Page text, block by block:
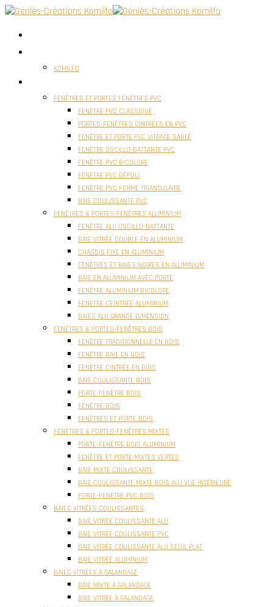
KOMILFO
FENÊTRES ET PORTES FENÊTRES PVC
FENÊTRE PVC CLASSIQUE
PORTES-FENÊTRES CINTRÉES EN PVC
FENÊTRE ET PORTE PVC VITRAGE SABLÉ
FENÊTRE OSCILLO-BATTANTE PVC
FENÊTRE PVC BICOLORE
FENÊTRE PVC DÉPOLI
FENÊTRE PVC FORME TRIANGULAIRE
BAIE COULISSANTE PVC
FENÊTRES & PORTES-FENÊTRES ALUMINIUM
FENÊTRE ALU OSCILLO-BATTANTE
BAIE VITRÉE DOUBLE EN ALUMINIUM
CHASSIS FIXE EN ALUMINIUM
FENÊTRES ET BAIES NOIRES EN ALUMINIUM
BAIE EN ALUMINIUM AVEC PORTE
FENÊTRE ALUMINIUM BICOLORE
FENETRE CEINTREE ALUMINIUM
BAIES ALU GRANDE DIMENSION
FENÊTRES & PORTES-FENÊTRES BOIS
FENÊTRE TRADITIONNELLE EN BOIS
FENÊTRE BAIE EN BOIS
FENÊTRE CINTRÉE EN BOIS
BAIE COULISSANTE BOIS
PORTE-FENÊTRE BOIS
FENÊTRE BOIS
FENÊTRES ET PORTE BOIS
FENÊTRES & PORTES-FENÊTRES MIXTES
PORTE-FENÊTRE BOIS ALUMINIUM
FENÊTRE ET PORTE MIXTES VERTES
BAIE MIXTE COULISSANTE
BAIE COULISSANTE MIXTE BOIS ALU VUE INTÉRIEURE
PORTE-FENÊTRE PVC BOIS
BAIES VITRÉES COULISSANTES
BAIE VITRÉE COULISSANTE ALU
BAIE VITRÉE COULISSANTE PVC
BAIE VITRÉE COULISSANTE ALU SEUIL PLAT
BAIE VITRÉE ALUMINIUM
BAIES VITRÉES À GALANDAGE
BAIE MIXTE À GALANDAGE
BAIE VITRÉE À GALANDAGE